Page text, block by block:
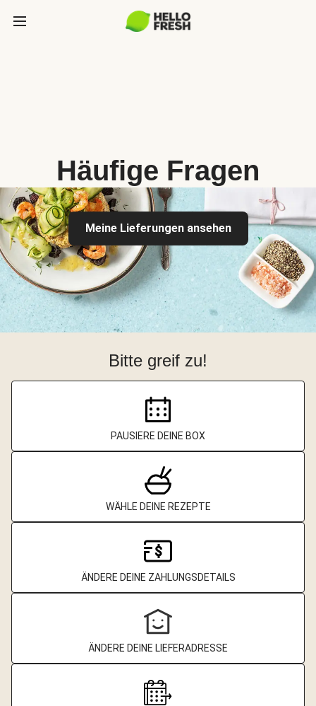
Häufige Fragen
Meine Lieferungen ansehen
Bitte greif zu!
PAUSIERE DEINE BOX
WÄHLE DEINE REZEPTE
ÄNDERE DEINE ZAHLUNGSDETAILS
ÄNDERE DEINE LIEFERADRESSE